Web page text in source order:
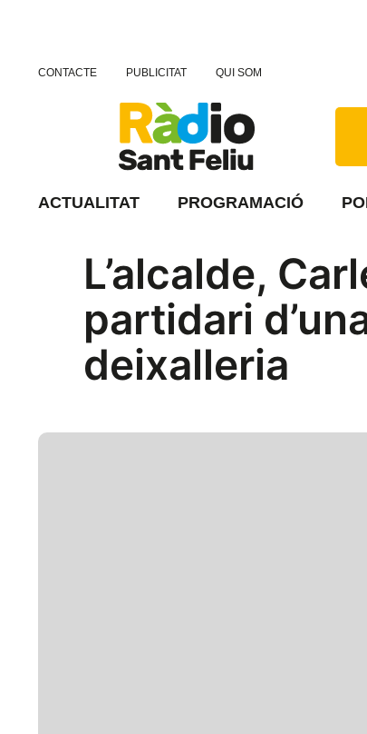
CONTACTE PUBLICITAT QUI SOM
ACTUALITAT PROGRAMACIÓ
L’alcalde,
partidari
deixalleria